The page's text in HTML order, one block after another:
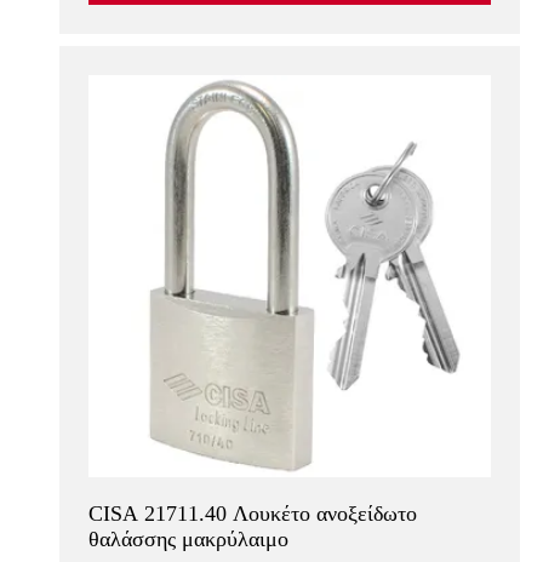
CISA 21711.40 Λουκέτο ανοξείδωτο
θαλάσσης μακρύλαιμο